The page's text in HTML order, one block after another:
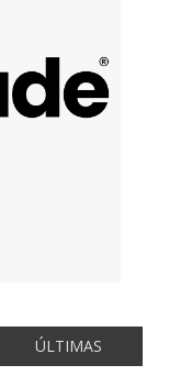
ÚLTIMAS